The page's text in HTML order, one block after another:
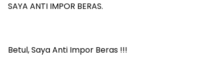
‎SAYA ANTI IMPOR BERAS.
‎Betul, Saya Anti Impor Beras !!!